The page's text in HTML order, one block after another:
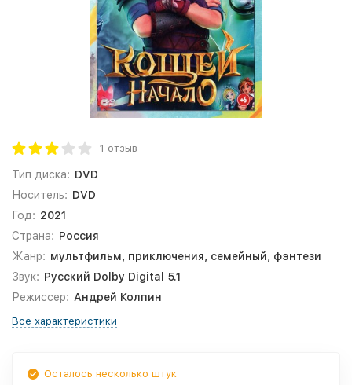
1 отзыв
Тип диска: DVD
Носитель: DVD
Год: 2021
Страна: Россия
Жанр: мультфильм, приключения, семейный, фэнтези
Звук: Русский Dolby Digital 5.1
Режиссер: Андрей Колпин
Все характеристики
Осталось несколько штук